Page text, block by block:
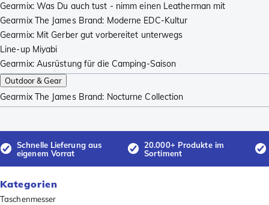
Gearmix: Was Du auch tust - nimm einen Leatherman mit
Gearmix The James Brand: Moderne EDC-Kultur
Gearmix: Mit Gerber gut vorbereitet unterwegs
Line-up Miyabi
Gearmix: Ausrüstung für die Camping-Saison
Outdoor & Gear
Gearmix The James Brand: Nocturne Collection
Schnelle Lieferung aus
eigenem Vorrat
20.000+ Produkte im
Sortiment
Kategorien
Taschenmesser